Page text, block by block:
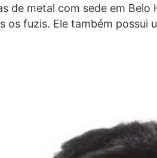
de metal com sede em
os fuzis. Ele também possui